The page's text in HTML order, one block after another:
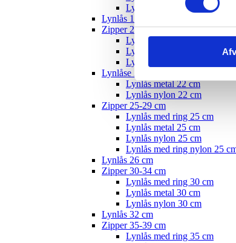
Lynlås metal 22 cm
Lynlås 19 cm
Zipper 20-24 cm
Lynlås med ring 20 cm
Lynlås metal 20 cm
Lynlås nylon 20 cm
Lynlåse 22 cm
Lynlås metal 22 cm
Lynlås nylon 22 cm
Zipper 25-29 cm
Lynlås med ring 25 cm
Lynlås metal 25 cm
Lynlås nylon 25 cm
Lynlås med ring nylon 25
Lynlås 26 cm
Zipper 30-34 cm
Lynlås med ring 30 cm
Lynlås metal 30 cm
Lynlås nylon 30 cm
Lynlås 32 cm
Zipper 35-39 cm
Lynlås med ring 35 cm